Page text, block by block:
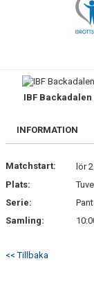
FÖRENINGENS
NYHETSARKIV
MEDLEMSKAP
IBF Backadalen
INFORMATION
Matchstart:
lör
Plats:
Serie:
Samling:
<< Tillbaka